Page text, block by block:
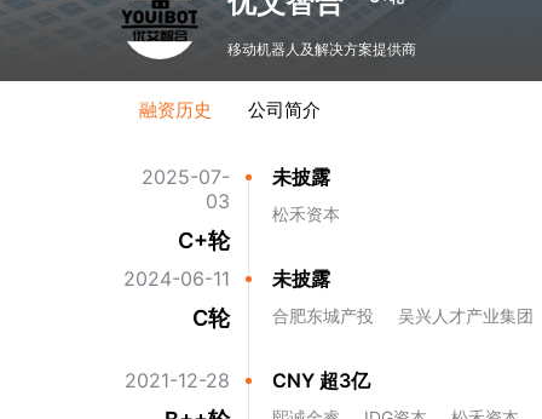
移动机器人及解决方案提供商
融资历史 公司简介
2025-07-
03
C+轮
未披露
松禾资本
2024-06-11
C轮
未披露
合肥东城产投 吴兴人才产业集团
2021-12-28 CNY 超3亿